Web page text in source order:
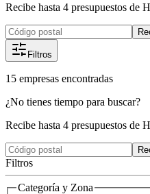
Recibe hasta 4 presupuestos de
Filtros
15 empresas encontradas
¿No tienes tiempo para buscar?
Recibe hasta 4 presupuestos de
Filtros
Categoría y Zona